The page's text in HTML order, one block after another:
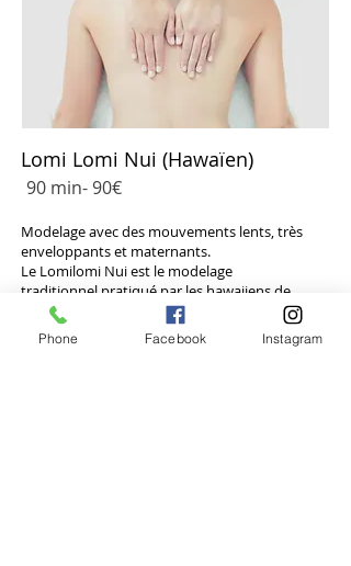
​Lomi Lomi Nui (Hawaïen)
90 min-90€
Modelage avec des mouvements lents, très
enveloppants et maternants.
Le Lomilomi Nui est le modelage
traditionnel pratiqué par les hawaiiens de
génération en génération.
Phone Facebook Instagram